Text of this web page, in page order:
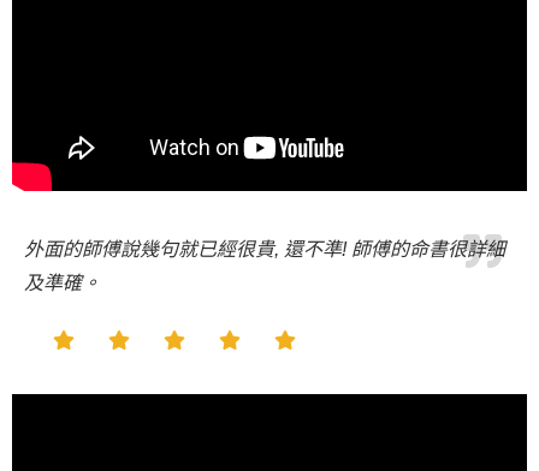
外面的師傅說幾句就已經很貴, 還不準! 師傅的命書很詳細
及準確。